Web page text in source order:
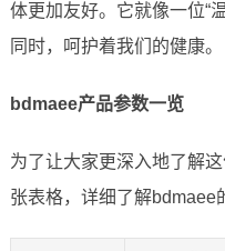
体更加友好。它就像一位“
同时，呵护着我们的健康。
bdmaee产品参数一览
为了让大家更深入地了解
张表格，详细了解bdmaee